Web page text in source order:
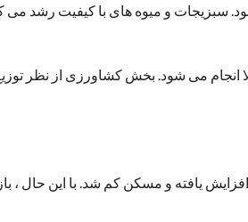
سبزیجات و میوه های با کیفیت رشد می
انجام می شود. بخش کشاورزی از نظر
یافته و مسکن کم شد. با این حال ،